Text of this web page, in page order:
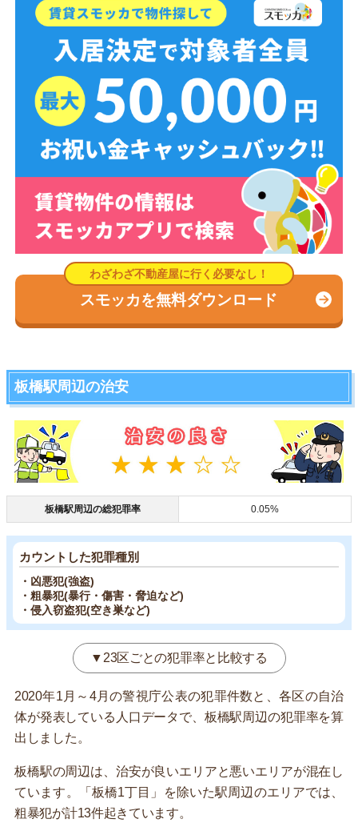
スモッカを無料ダウンロード
板橋駅周辺の治安
板橋駅周辺の総犯罪率 0.05%
カウントした犯罪種別
・凶悪犯(強盗)
・粗暴犯(暴行・傷害・脅迫など)
・侵入窃盗犯(空き巣など)
▼23区ごとの犯罪率と比較する
2020年1月～4月の警視庁公表の犯罪件数と、各区の自治
体が発表している人口データで、板橋駅周辺の犯罪率を算
出しました。
板橋駅の周辺は、治安が良いエリアと悪いエリアが混在し
ています。「板橋1丁目」を除いた駅周辺のエリアでは、
粗暴犯が計13件起きています。